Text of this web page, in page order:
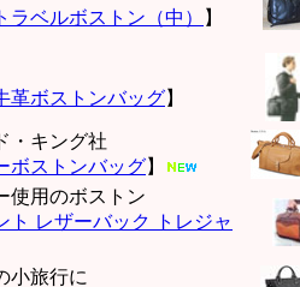
ラベルボストン（中） 】
革ボストンバッグ】
・キング社
ボストンバッグ】
使用のボストン
ト レザーバック トレジャ
小旅行に